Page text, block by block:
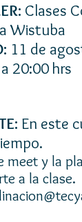
Clases
Wistuba
11 de
20:00 hrs
En este
meet y la
a la clase.